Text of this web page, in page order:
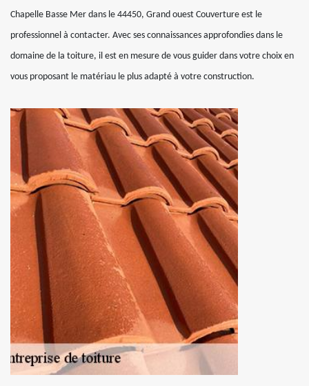
Chapelle Basse Mer dans le 44450, Grand ouest Couverture est le
professionnel à contacter. Avec ses connaissances approfondies dans le
domaine de la toiture, il est en mesure de vous guider dans votre choix en
vous proposant le matériau le plus adapté à votre construction.